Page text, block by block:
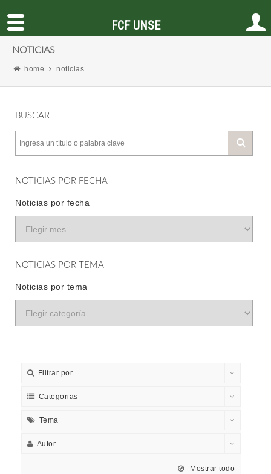
NOTICIAS
home noticias
BUSCAR
NOTICIAS POR FECHA
Noticias por fecha
NOTICIAS POR TEMA
Noticias por tema
Filtrar por
Categorias
Tema
Autor
Mostrar todo
FCF UNSE